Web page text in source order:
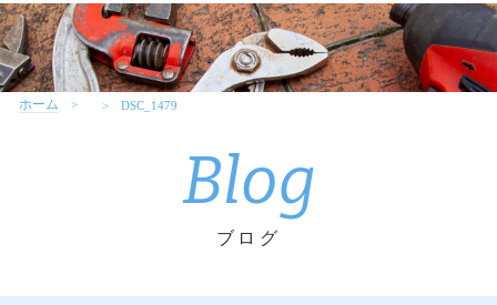
ホーム DSC_1479
Blog
ブログ